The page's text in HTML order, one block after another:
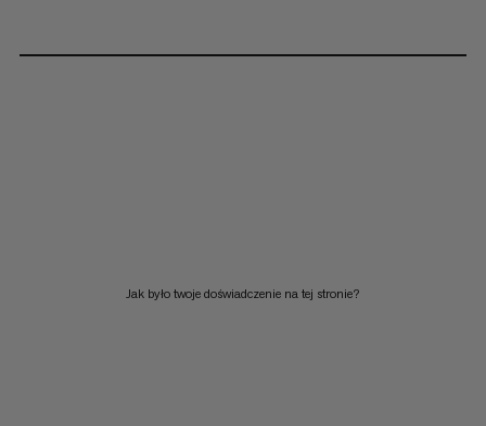
Jak było twoje doświadczenie na tej stronie?